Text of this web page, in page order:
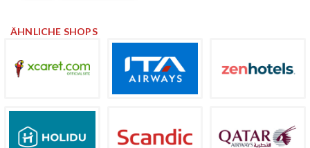
ÄHNLICHE SHOPS